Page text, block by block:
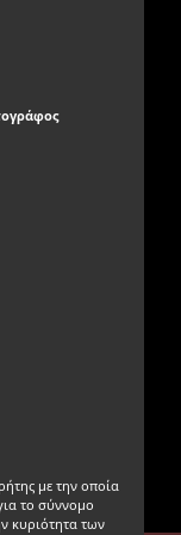
με την οποία
το σύννομο
κυριότητα των